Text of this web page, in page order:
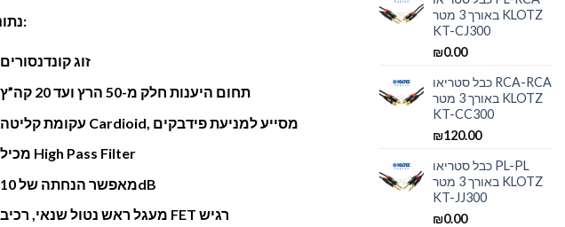
נתונים:
זוג קונדנסורים
תחום היענות חלק מ-50 הרץ ועד 20 קה”ץ
עקומת קליטה Cardioid, מסייע למניעת פידבקים
מכיל High Pass Filter
מאפשר הנחתה של 10dB
מעגל ראש נטול שנאי, רכיב FET רגיש
באורך 3 מטר KLOTZ
KT-CJ300
₪0.00
כבל סטריאו RCA-RCA
באורך 3 מטר KLOTZ
KT-CC300
₪120.00
כבל סטריאו PL-PL
באורך 3 מטר KLOTZ
KT-JJ300
₪0.00